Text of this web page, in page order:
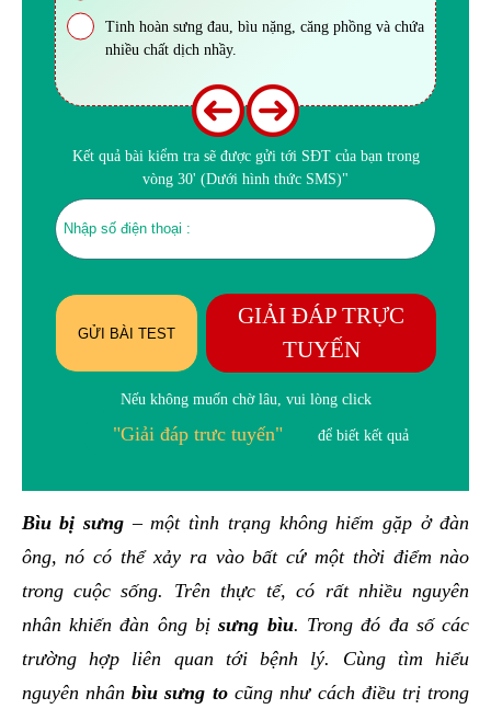
Tinh hoàn sưng đau, bìu nặng, căng phồng và chứa
nhiều chất dịch nhầy.
Kết quả bài kiểm tra sẽ được gửi tới SĐT của bạn trong
vòng 30' (Dưới hình thức SMS)"
GỬI BÀI TEST
GIẢI ĐÁP TRỰC
TUYẾN
Nếu không muốn chờ lâu, vui lòng click
"Giải đáp trưc tuyến" để biết kết quả
Bìu bị sưng – một tình trạng không hiếm gặp ở đàn
ông, nó có thể xảy ra vào bất cứ một thời điểm nào
trong cuộc sống. Trên thực tế, có rất nhiều nguyên
nhân khiến đàn ông bịsưng bìu. Trong đó đa số các
trường hợp liên quan tới bệnh lý. Cùng tìm hiểu
nguyên nhân bìu sưng tocũng như cách điều trị trong